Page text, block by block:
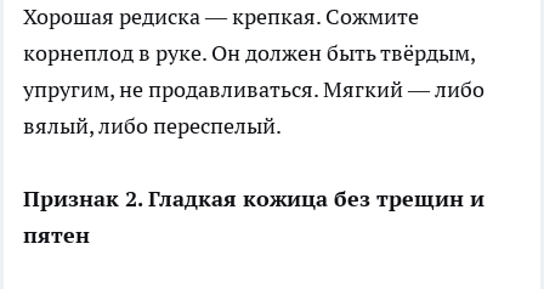
Хорошая редиска — крепкая. Сожмите
корнеплод в руке. Он должен быть твёрдым,
упругим, не продавливаться. Мягкий — либо
вялый, либо переспелый.
Признак 2. Гладкая кожица без трещин и
пятен